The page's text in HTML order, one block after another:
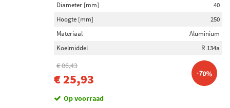
Diameter [mm]
40
Hoogte [mm]
250
Materiaal
Aluminium
Koelmiddel
R 134a
€ 86,43
€ 25,93 -70%
Op voorraad